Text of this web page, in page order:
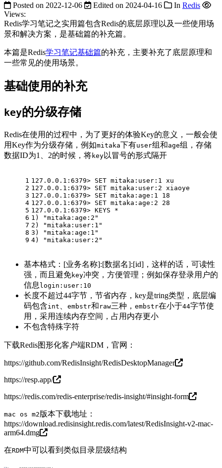
Posted on 2022-12-06 Edited on 2024-04-16 In Redis
Views:
Redis学习笔记之实用篇包含Redis的底层原理以及一些使用场
景和解决方案，是基础篇的补充篇。
本篇是Redis学习笔记基础篇的补充，主要补充了底层原理和
一些常见的使用场景。
基础使用的补充
key的分级存储
Redis在使用的过程中，为了更好的体验Key的意义，一般会使
用Key作为分级存储，例如mitaka下有user组和age组，存储
数据ID为1、2的时候，将key 以冒号的形式隔开
1
2
3
4
5
6
7
8
9
127.0.0.1:6379> SET mitaka:user:1 xu
127.0.0.1:6379> SET mitaka:user:2 xiaoye
127.0.0.1:6379> SET mitaka:age:1 18
127.0.0.1:6379> SET mitaka:age:2 28
127.0.0.1:6379> KEYS *
1) "mitaka:age:2"
2) "mitaka:user:1"
3) "mitaka:age:1"
4) "mitaka:user:2"
基本格式：[业务名称]:[数据名]:[id]，这样的话，可读性
强，而且避免key冲突，方便管理；例如保存登录用户的
信息 login:user:10
长度不超过44字节，节省内存，key是tring类型，底层编
码包含int embstr和 raw三种， embstr在小于44字节使
用，采用连续内存空间，占用内存更小
不包含特殊字符
下载Redis图形化客户端RDM，官网：
https://github.com/RedisInsight/RedisDesktopManager
https://resp.app/
https://redis.com/redis-enterprise/redis-insight/#insight-form
mac os m2版本下载地址：
https://download.redisinsight.redis.com/latest/RedisInsight-v2-mac-
arm64.dmg
在RDM中可以看到类似目录层级结构